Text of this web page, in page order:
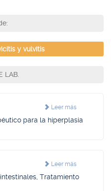
y vulvitis
LAB.
Leer más
para la hiperplasia
Leer más
Tratamiento